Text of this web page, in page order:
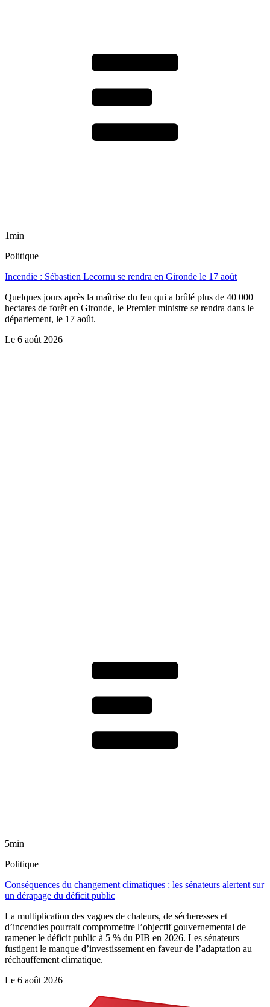
1min
Politique
Incendie : Sébastien Lecornu se rendra en Gironde le 17 août
Quelques jours après la maîtrise du feu qui a brûlé plus de 40 000
hectares de forêt en Gironde, le Premier ministre se rendra dans le
département, le 17 août.
Le 6 août 2026
5min
Politique
Conséquences du changement climatiques : les sénateurs alertent sur
un dérapage du déficit public
La multiplication des vagues de chaleurs, de sécheresses et
d’incendies pourrait compromettre l’objectif gouvernemental de
ramener le déficit public à 5 % du PIB en 2026. Les sénateurs
fustigent le manque d’investissement en faveur de l’adaptation au
réchauffement climatique.
Le 6 août 2026